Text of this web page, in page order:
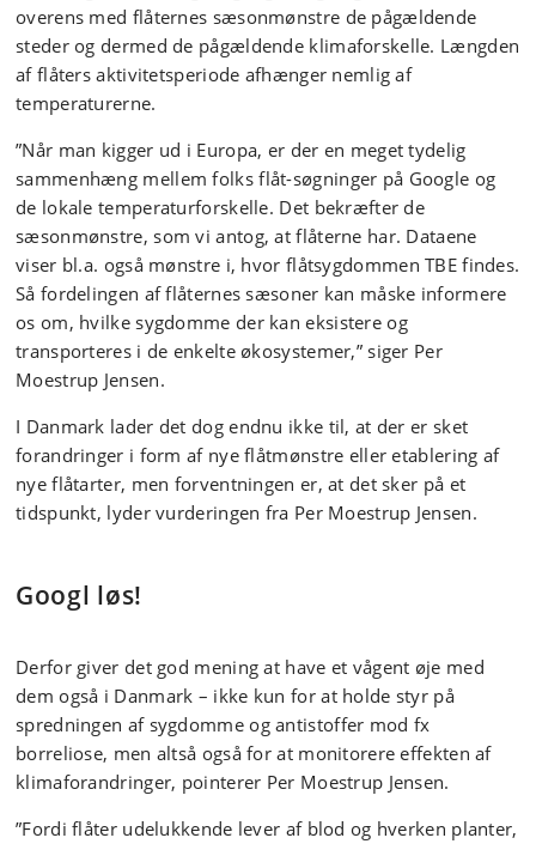
overens med flåternes sæsonmønstre de pågældende
steder og dermed de pågældende klimaforskelle. Længden
af flåters aktivitetsperiode afhænger nemlig af
temperaturerne.
”Når man kigger ud i Europa, er der en meget tydelig
sammenhæng mellem folks flåt-søgninger på Google og
de lokale temperaturforskelle. Det bekræfter de
sæsonmønstre, som vi antog, at flåterne har. Dataene
viser bl.a. også mønstre i, hvor flåtsygdommen TBE findes.
Så fordelingen af flåternes sæsoner kan måske informere
os om, hvilke sygdomme der kan eksistere og
transporteres i de enkelte økosystemer,” siger Per
Moestrup Jensen.
I Danmark lader det dog endnu ikke til, at der er sket
forandringer i form af nye flåtmønstre eller etablering af
nye flåtarter, men forventningen er, at det sker på et
tidspunkt, lyder vurderingen fra Per Moestrup Jensen.
Googl løs!
Derfor giver det god mening at have et vågent øje med
dem også i Danmark – ikke kun for at holde styr på
spredningen af sygdomme og antistoffer mod fx
borreliose, men altså også for at monitorere effekten af
klimaforandringer, pointerer Per Moestrup Jensen.
”Fordi flåter udelukkende lever af blod og hverken planter,